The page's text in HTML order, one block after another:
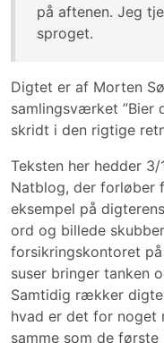
på aftenen. Jeg
sproget.
Digtet er af Morten
samlingsværket ”Bier
skridt i den rigtige
Teksten her hedder
Natblog, der forløber
eksempel på
ord og billede
forsikringskontoret
suser bringer tanken
Samtidig rækker
hvad er det for noget
samme som de første